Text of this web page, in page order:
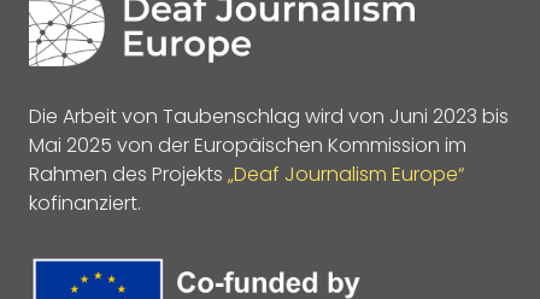
Die Arbeit von Taubenschlag wird von Juni 2023 bis
Mai 2025 von der Europäischen Kommission im
Rahmen des Projekts „Deaf Journalism Europe“
kofinanziert.